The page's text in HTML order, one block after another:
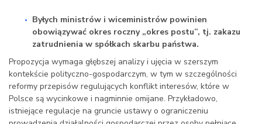
Byłych ministrów i wiceministrów powinien
obowiązywać okres roczny „okres postu”, tj. zakazu
zatrudnienia w spółkach skarbu państwa.
Propozycja wymaga głębszej analizy i ujęcia w szerszym
kontekście polityczno-gospodarczym, w tym w szczególności
reformy przepisów regulujących konflikt interesów, które w
Polsce są wycinkowe i nagminnie omijane. Przykładowo,
istniejące regulacje na gruncie ustawy o ograniczeniu